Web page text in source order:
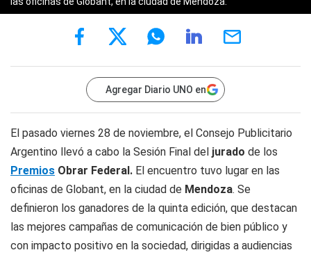
Agregar Diario UNO en
El pasado viernes 28 de noviembre, el Consejo Publicitario
Argentino llevó a cabo la Sesión Final del jurado de los
Premios Obrar Federal. El encuentro tuvo lugar en las
oficinas de Globant, en la ciudad de Mendoza. Se
definieron los ganadores de la quinta edición, que destacan
las mejores campañas de comunicación de bien público y
con impacto positivo en la sociedad, dirigidas a audiencias